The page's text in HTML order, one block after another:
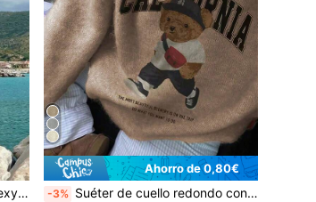
Vestido Maxi de Talla Grande Sexy de Punto Sólido con Calados y Manga Larga para Crucero, Vacaciones de Verano y Playa
Ahorro de 0,80€
-3% Suéter de cuello redondo con estampado digital de oso blanco de moda casual para mujer, adecuado para uso diario, ir al trabajo y de compras, otoño/invierno